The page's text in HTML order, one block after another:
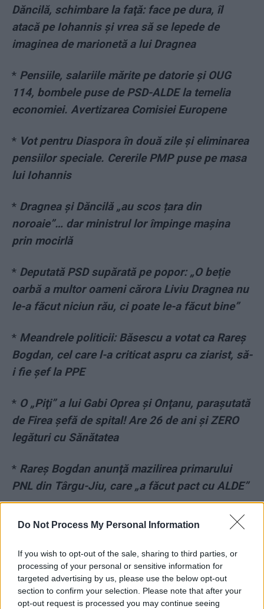
Do Not Process My Personal Information
If you wish to opt-out of the sale, sharing to third parties, or
processing of your personal or sensitive information for
targeted advertising by us, please use the below opt-out
section to confirm your selection. Please note that after your
opt-out request is processed you may continue seeing
Dăncilă, schimbare la faţă: face pe dura, îl
atacă pe Iohannis şi vrea să se lepede de
imaginea de marionetă a lui Dragnea
* Pensiile, salariile mărite pe datorie şi OUG
114, bombele puse de PSD-ALDE la temelia
economiei. Avertizarea Comisiei Europene
* Vot pentru Diaspora în două zile şi eliminarea
pensiilor speciale. Cererile PMP puse pe masa
lui Iohannis
* Dragnea și Dăncilă „au scos țara din
noroaie”… dar ministrul lor împinge mașina
prin mocirlă
* Deputată PSD supărată pe popor: „O beție
oarbă a multor oameni cărora Liviu Dragnea nu
le-a făcut niciun rău, ci poate le-a făcut bine”
* Meandrele politicii: Băsescu a votat ca Rareș
Bogdan, cel care l-a criticat aspru ca ziarist, să-
i fie șef la PPE
* O „Piţi” a lui Gabi Oprea şi Onţanu, paraşutată
de Firea şefă de spital! Are 26 de ani şi ZERO
legături cu Sănătatea
* Rareş Bogdan anunţă mazilirea primarului
PNL din Târgu-Jiu, care „a făcut pact cu ALDE”
Șantajul lui Tăriceanu a devenit troc: PSD nu-l
dă pe mâna DNA pentru șpaga de 800.000$, el
nu aruncă în aer guvernarea
*„Curățenie” à la Dăncilă: a scos din Guvern un
condamnat în primă instanță (Vâlcov) și a